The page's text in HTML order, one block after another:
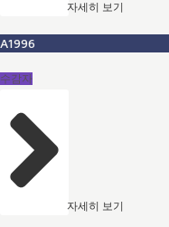
자세히 보기
A1996
수감자
자세히 보기